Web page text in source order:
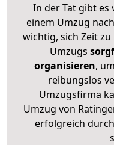
In der Tat gibt es
einem Umzug
wichtig, sich Zeit
Umzugs
organisieren,
reibungslos
Umzugsfirma
Umzug von
erfolgreich